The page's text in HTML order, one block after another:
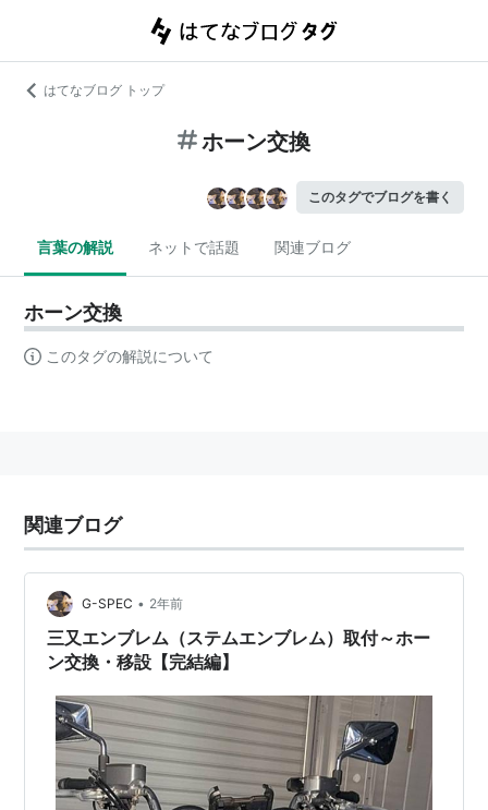
はてなブログ トップ
ホーン交換
このタグでブログを書く
言葉の解説 ネットで話題 関連ブログ
ホーン交換
このタグの解説について
関連ブログ
G-SPEC • 2年前
三又エンブレム（ステムエンブレム）取付～ホー
ン交換・移設【完結編】